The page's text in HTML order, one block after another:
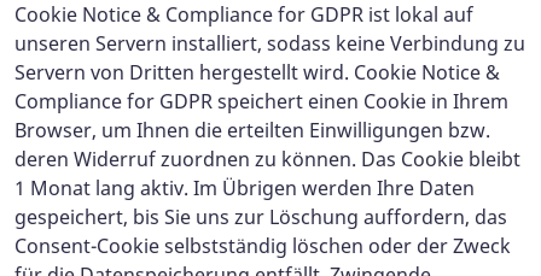
Cookie Notice & Compliance for GDPR ist lokal auf
unseren Servern installiert, sodass keine Verbindung zu
Servern von Dritten hergestellt wird. Cookie Notice &
Compliance for GDPR speichert einen Cookie in Ihrem
Browser, um Ihnen die erteilten Einwilligungen bzw.
deren Widerruf zuordnen zu können. Das Cookie bleibt
1 Monat lang aktiv. Im Übrigen werden Ihre Daten
gespeichert, bis Sie uns zur Löschung auffordern, das
Consent-Cookie selbstständig löschen oder der Zweck